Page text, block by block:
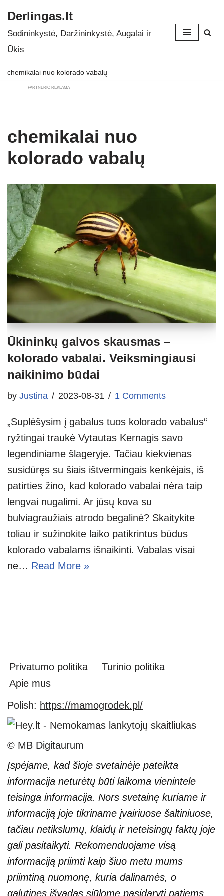
Skip
to
Derlingas.lt
Sodininkystė, Daržininkystė, Augalai ir
Ūkis
chemikalai nuo kolorado vabalų
PARTNERIO REKLAMA
chemikalai nuo
kolorado vabalų
Ūkininkų galvos skausmas –
kolorado vabalai. Veiksmingiausi
naikinimo būdai
by Justina 2023-08-31 1 Comments
„Suplėšysim į gabalus tuos kolorado vabalus“
ryžtingai traukė Vytautas Kernagis savo
legendiniame šlageryje. Tačiau kiekvienas
susidūręs su šiais ištvermingais kenkėjais, iš
patirties žino, kad kolorado vabalai nėra taip
lengvai nugalimi. Ar jūsų kova su
bulviagraužiais atrodo begalinė? Skaitykite
toliau ir sužinokite laiko patikrintus būdus
kolorado vabalams išnaikinti. Vabalas visai
ne… Read More »
Privatumo politika
Turinio politika
Apie mus
Polish: https://mamogrodek.pl/
© MB Digitaurum
Įspėjame, kad šioje svetainėje pateikta
informacija neturėtų būti laikoma vienintele
teisinga informacija. Nors svetainę kuriame ir
informaciją joje tikriname įvairiuose šaltiniuose,
tačiau netikslumų, klaidų ir neteisingų faktų joje
gali pasitaikyti. Rekomenduojame visą
informaciją priimti kaip šiuo metu mums
priimtiną nuomonę, kuria dalinamės, o
galutines išvadas siūlome pasidaryti patiems.